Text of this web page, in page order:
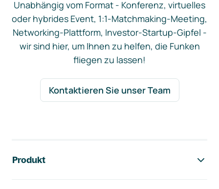
Unabhängig vom Format - Konferenz, virtuelles
oder hybrides Event, 1:1-Matchmaking-Meeting,
Networking-Plattform, Investor-Startup-Gipfel -
wir sind hier, um Ihnen zu helfen, die Funken
fliegen zu lassen!
Kontaktieren Sie unser Team
Produkt